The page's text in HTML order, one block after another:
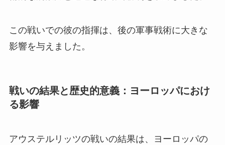
この戦いでの彼の指揮は、後の軍事戦術に大きな
影響を与えました。
戦いの結果と歴史的意義：ヨーロッパにおけ
る影響
アウステルリッツの戦いの結果は、ヨーロッパの